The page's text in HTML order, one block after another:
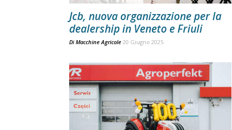
Jcb, nuova organizzazione per la
dealership in Veneto e Friuli
Di Macchine Agricole 20 Giugno 2025